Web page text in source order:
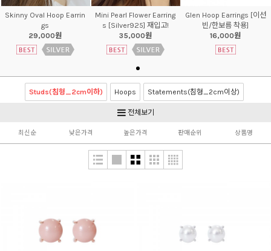
Skinny Oval Hoop Earrin
gs
29,000원
Mini Pearl Flower Earring
s [Silver925] 재입고!
35,000원
Glen Hoop Earrings [이선
빈/한보름 착용]
16,000원
Studs(침형_2cm이하) Hoops Statements(침형_2cm이상)
Silver925 & Gold Non pierced
전체보기
최신순 낮은가격 높은가격 판매순위 상품명